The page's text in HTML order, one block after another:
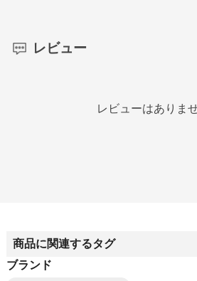
レビュー
レビューはありませ
商品に関連するタグ
ブランド